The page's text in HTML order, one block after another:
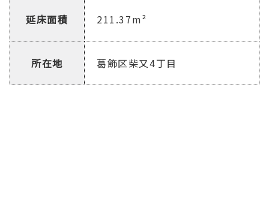
延床面積 211.37m²
所在地 葛飾区柴又4丁目